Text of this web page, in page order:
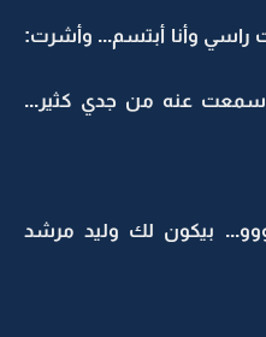
وأنا أبتسم... وأشرت:
سمعت عنه من جدي كثير...
بيكون لك وليد مرشد